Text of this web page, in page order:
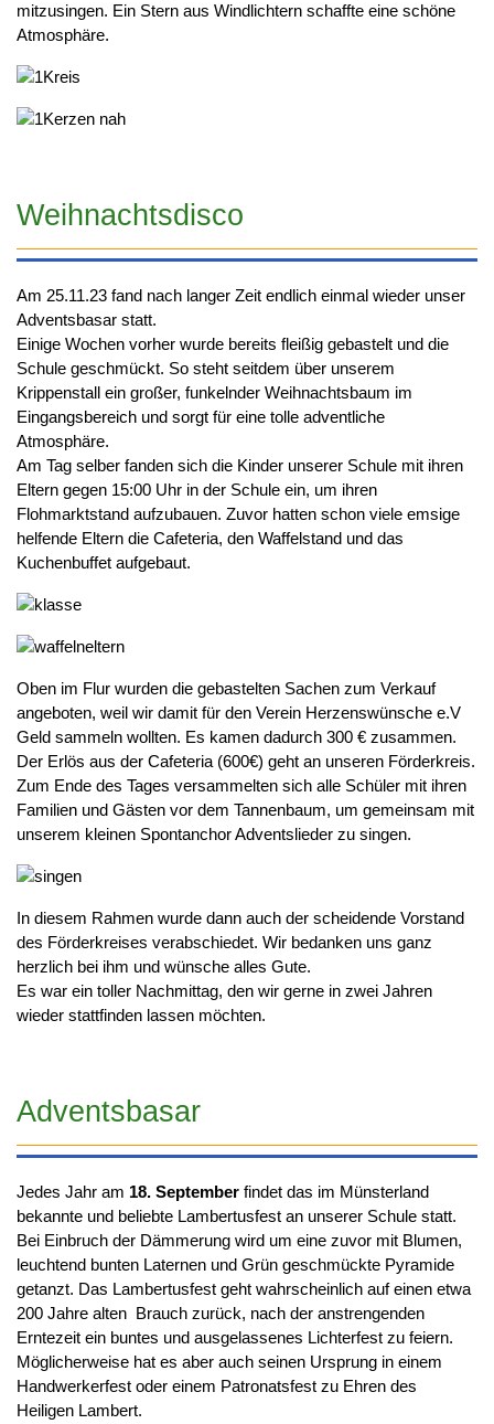
Weihnachtsdisco
mitzusingen. Ein Stern aus Windlichtern schaffte eine schöne
Atmosphäre.
Adventsbasar
Am 25.11.23 fand nach langer Zeit endlich einmal wieder unser
Adventsbasar statt.
Einige Wochen vorher wurde bereits fleißig gebastelt und die
Schule geschmückt. So steht seitdem über unserem
Krippenstall ein großer, funkelnder Weihnachtsbaum im
Eingangsbereich und sorgt für eine tolle adventliche
Atmosphäre.
Am Tag selber fanden sich die Kinder unserer Schule mit ihren
Eltern gegen 15:00 Uhr in der Schule ein, um ihren
Flohmarktstand aufzubauen. Zuvor hatten schon viele emsige
helfende Eltern die Cafeteria, den Waffelstand und das
Kuchenbuffet aufgebaut.
Oben im Flur wurden die gebastelten Sachen zum Verkauf
angeboten, weil wir damit für den Verein Herzenswünsche e.V
Geld sammeln wollten. Es kamen dadurch 300 € zusammen.
Der Erlös aus der Cafeteria (600€) geht an unseren Förderkreis.
Zum Ende des Tages versammelten sich alle Schüler mit ihren
Familien und Gästen vor dem Tannenbaum, um gemeinsam mit
unserem kleinen Spontanchor Adventslieder zu singen.
In diesem Rahmen wurde dann auch der scheidende Vorstand
des Förderkreises verabschiedet. Wir bedanken uns ganz
herzlich bei ihm und wünsche alles Gute.
Es war ein toller Nachmittag, den wir gerne in zwei Jahren
wieder stattfinden lassen möchten.
Jedes Jahr am 18. September findet das im Münsterland
bekannte und beliebte Lambertusfest an unserer Schule statt.
Bei Einbruch der Dämmerung wird um eine zuvor mit Blumen,
leuchtend bunten Laternen und Grün geschmückte Pyramide
getanzt. Das Lambertusfest geht wahrscheinlich auf einen etwa
200 Jahre alten Brauch zurück, nach der anstrengenden
Erntezeit ein buntes und ausgelassenes Lichterfest zu feiern.
Möglicherweise hat es aber auch seinen Ursprung in einem
Handwerkerfest oder einem Patronatsfest zu Ehren des
Heiligen Lambert.